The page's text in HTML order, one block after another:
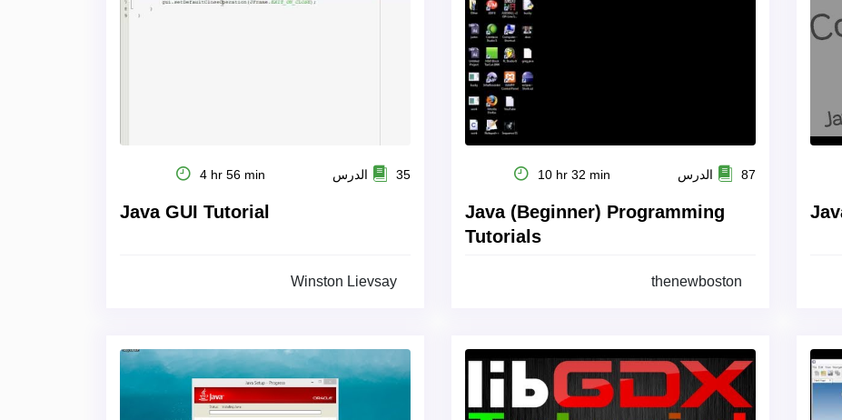
87 الدرس 10 hr 32 min
Java (Beginner) Programming
Tutorials
thenewboston
35 الدرس 4 hr 56 min
Java GUI Tutorial
Winston Lievsay